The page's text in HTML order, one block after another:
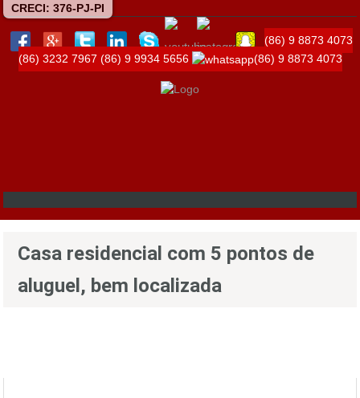
CRECI: 376-PJ-PI
(86) 9 8873 4073
(86) 3232 7967 (86) 9 9934 5656 (86) 9 8873 4073
Casa residencial com 5 pontos de
aluguel, bem localizada